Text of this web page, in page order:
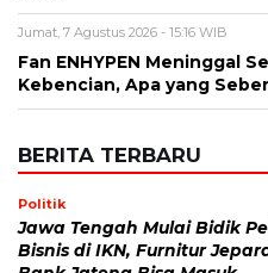
Jumat, 7 Agustus 2026 - 15:16 WIB
Fan ENHYPEN Meninggal
Kebencian, Apa yang
BERITA TERBARU
Politik
Jawa Tengah Mulai Bidik
Bisnis di IKN, Furnitur